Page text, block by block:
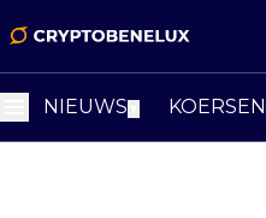
NIEUWS KOERSEN